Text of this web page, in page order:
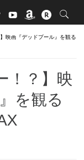
映画『デッドプール』を観る
！？】映
を観る